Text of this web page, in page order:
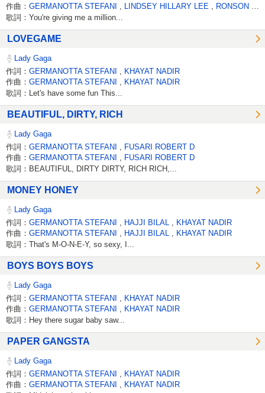
作曲： GERMANOTTA STEFANI LINDSEY HILLARY LEE RONSON MARK D
歌詞：You're giving me a million...
LOVEGAME
Lady Gaga
作詞： GERMANOTTA STEFANI
KHAYAT NADIR
作曲： GERMANOTTA STEFANI KHAYAT NADIR
歌詞：Let's have some fun This...
BEAUTIFUL, DIRTY, RICH
Lady Gaga
作詞： GERMANOTTA STEFANI
FUSARI ROBERT D
作曲： GERMANOTTA STEFANI FUSARI ROBERT D
歌詞：BEAUTIFUL, DIRTY DIRTY, RICH RICH,...
MONEY HONEY
Lady Gaga
作詞： GERMANOTTA STEFANI HAJJI BILAL
KHAYAT NADIR
作曲： GERMANOTTA STEFANI HAJJI BILAL KHAYAT NADIR
歌詞：That's M-O-N-E-Y, so sexy, I...
BOYS BOYS BOYS
Lady Gaga
作詞： GERMANOTTA STEFANI
KHAYAT NADIR
作曲： GERMANOTTA STEFANI KHAYAT NADIR
歌詞：Hey there sugar baby saw...
PAPER GANGSTA
Lady Gaga
作詞： GERMANOTTA STEFANI
KHAYAT NADIR
作曲： GERMANOTTA STEFANI KHAYAT NADIR